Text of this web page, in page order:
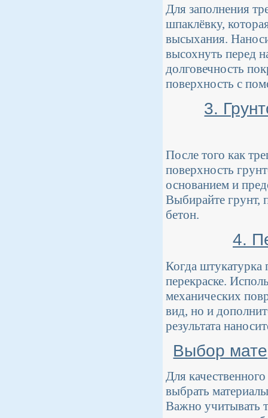
Для заполнения
шпаклёвку,
высыхания.
высохнуть перед
долговечность
поверхность с
3.
После того как
поверхность
основанием и
Выбирайте грунт,
бетон.
4.
Когда штукатурка
перекраске.
механических
вид, но и
результата
Выбор
Для
выбрать
Важно учитывать